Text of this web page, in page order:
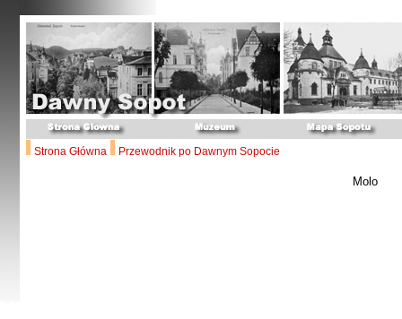
Strona Główna Przewodnik po Dawnym Sopocie
Molo